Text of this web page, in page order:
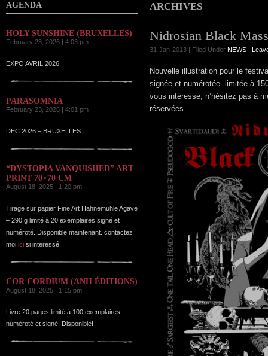
AGENDA
HOLY SUNSHINE (BRUXELLES)
February 23, 2026 | 4:03 pm
EXPO AVRIL 2026
PARASOMNIA
February 23, 2026 | 4:01 pm
DEC 2026 – BRUXELLES
“DYSTOPIA VANQUISHED” ART
PRINT 70×70 CM
August 18, 2025 | 1:20 pm
Tirage sur papier Fine Art Hahnemühle Agave
– 290 g limité à 20 exemplaires signé et
numéroté. Disponible maintenant. contactez
moi ici si interessé.
COR CORDIUM (ANH ÉDITIONS)
August 18, 2025 | 1:15 pm
Livre 20 pages limité à 100 exemplaires
numéroté et signé. Disponible!
ARCHIVES
Nidrosian Black
31-Jan-2013 | Filed Under NEWS |
Nouvelle illustration pour le
signée et numérotée limitée à
vous intéresse, n’hésitez pas à
réservées.